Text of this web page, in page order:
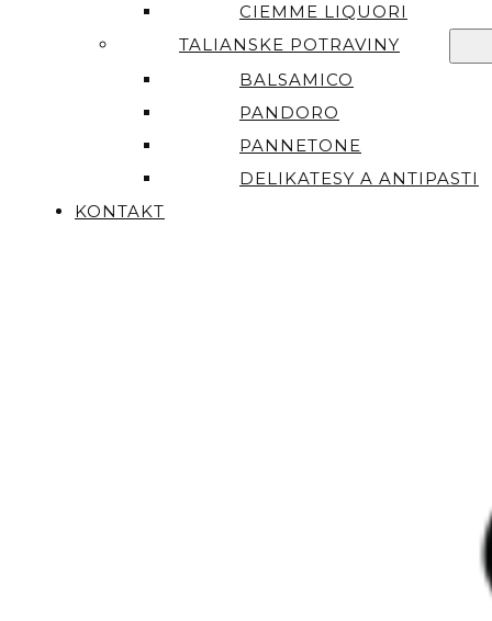
CIEMME LIQUORI
TALIANSKE POTRAVINY
BALSAMICO
PANDORO
PANNETONE
DELIKATESY A ANTIPASTI
KONTAKT